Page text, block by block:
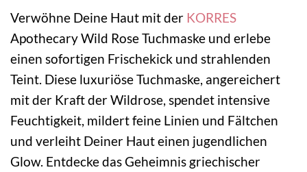
Verwöhne Deine Haut mit der KORRES
Apothecary Wild Rose Tuchmaske und erlebe
einen sofortigen Frischekick und strahlenden
Teint. Diese luxuriöse Tuchmaske, angereichert
mit der Kraft der Wildrose, spendet intensive
Feuchtigkeit, mildert feine Linien und Fältchen
und verleiht Deiner Haut einen jugendlichen
Glow. Entdecke das Geheimnis griechischer